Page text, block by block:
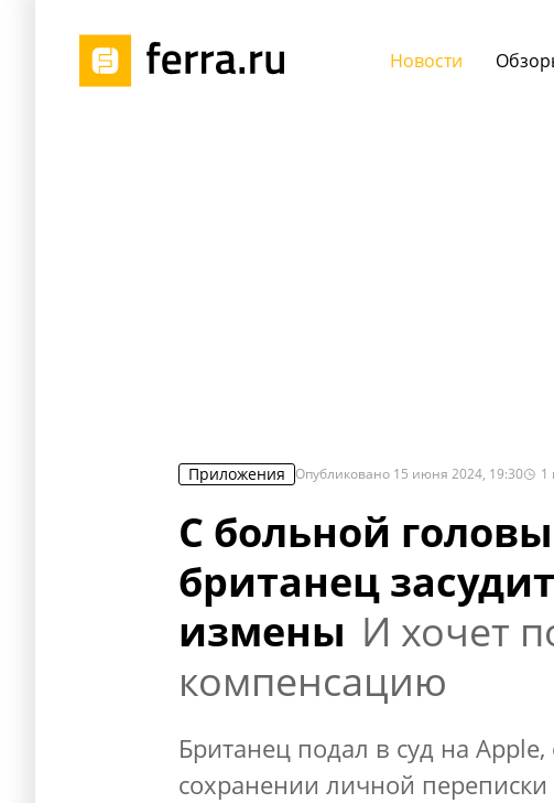
Новости
Приложения Опубликовано 15 июня 2024, 19:30 1
С больной
британец
измены И хочет
компенсацию
Британец подал в суд на
сохранении личной